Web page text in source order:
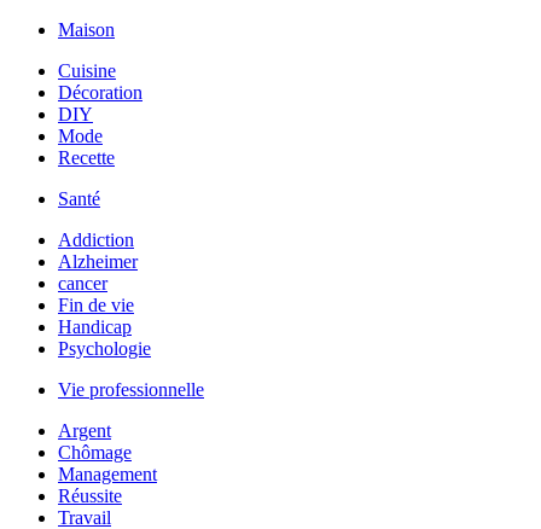
Maison
Cuisine
Décoration
DIY
Mode
Recette
Santé
Addiction
Alzheimer
cancer
Fin de vie
Handicap
Psychologie
Vie professionnelle
Argent
Chômage
Management
Réussite
Travail